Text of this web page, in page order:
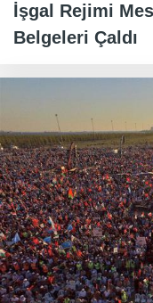
İşgal Rejimi
Belgeleri Çaldı